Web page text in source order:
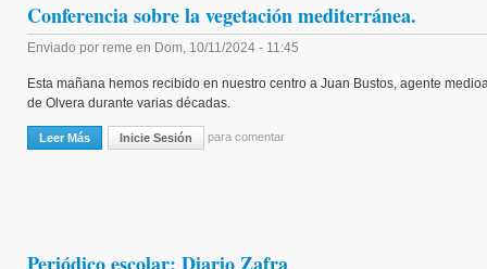
Conferencia sobre la vegetación mediterránea.
Enviado por reme en Dom, 10/11/2024 - 11:45
Esta mañana hemos recibido en nuestro centro a Juan Bustos, agente
de Olvera durante varias décadas.
Leer Más Sobre Conferencia Sobre La Vegetación Mediterránea.
Inicie Sesión para comentar